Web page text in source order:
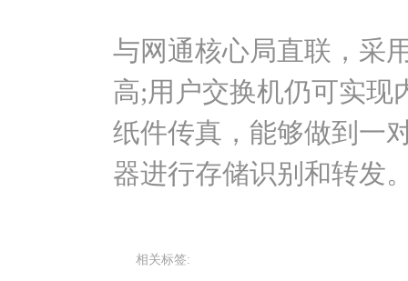
与网通核心局直联，采
高;用户交换机仍可实现
纸件传真，能够做到一
器进行存储识别和转发
相关标签: